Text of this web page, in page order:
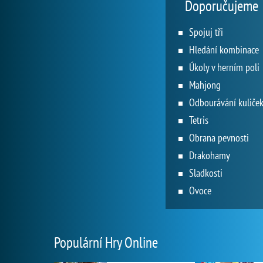
Doporučujeme
Spojuj tři
Hledání kombinace
Úkoly v herním poli
Mahjong
Odbourávání kuliček
Tetris
Obrana pevnosti
Drakohamy
Sladkosti
Ovoce
Populární Hry Online